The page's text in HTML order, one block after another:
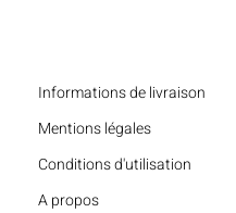
Informations de livraison
Mentions légales
Conditions d'utilisation
A propos